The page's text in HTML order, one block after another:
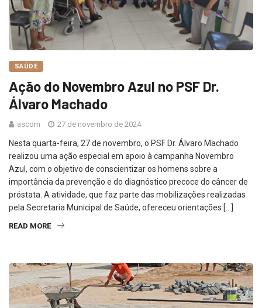
SAÚDE
Ação do Novembro Azul no PSF Dr.
Álvaro Machado
ascom 27 de novembro de 2024
Nesta quarta-feira, 27 de novembro, o PSF Dr. Álvaro Machado
realizou uma ação especial em apoio à campanha Novembro
Azul, com o objetivo de conscientizar os homens sobre a
importância da prevenção e do diagnóstico precoce do câncer de
próstata. A atividade, que faz parte das mobilizações realizadas
pela Secretaria Municipal de Saúde, ofereceu orientações […]
READ MORE